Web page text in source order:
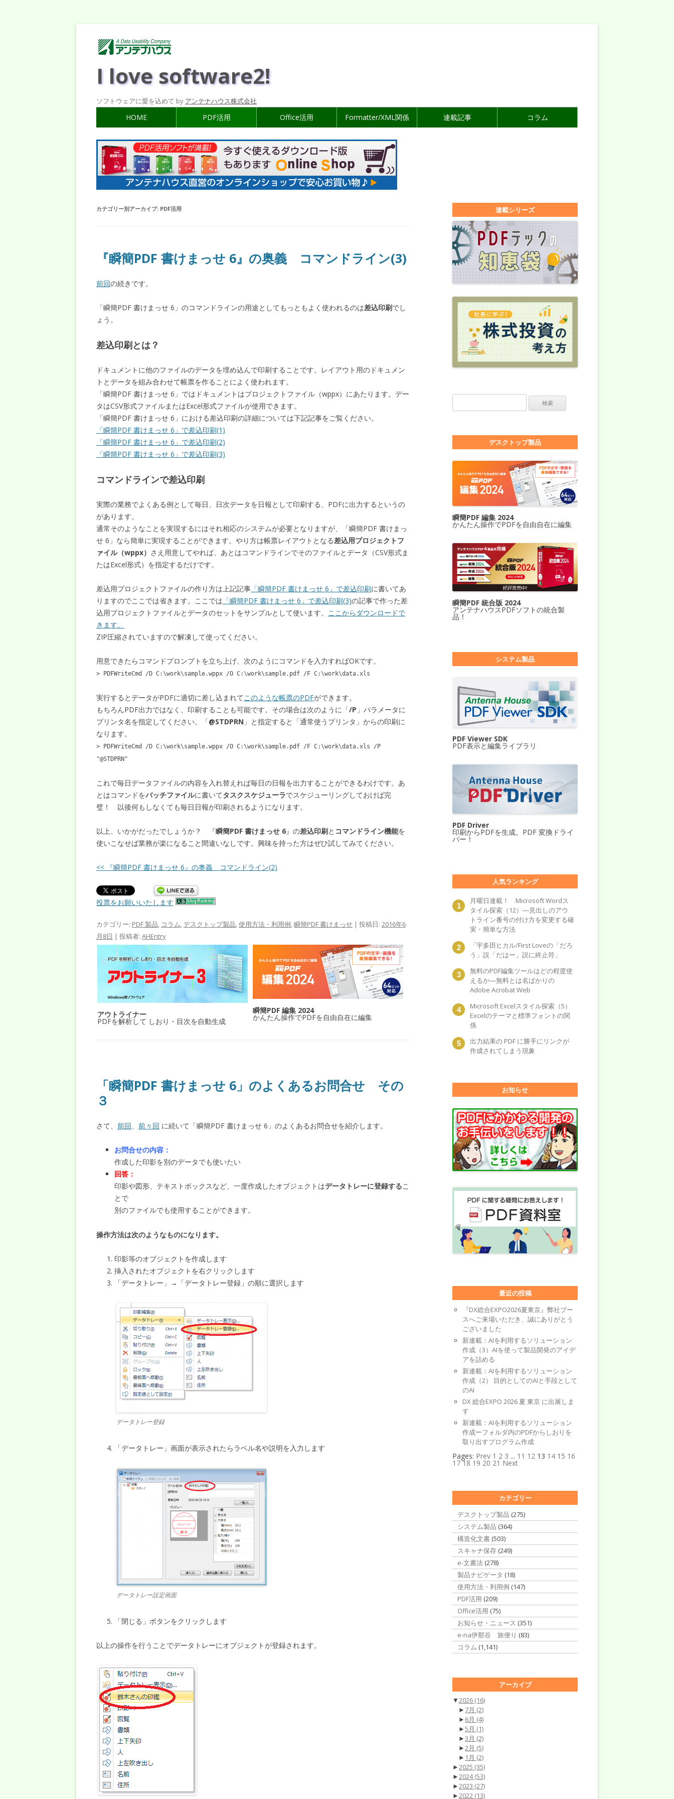
I love software2!
ソフトウェアに愛を込めて by アンテナハウス株式会社
HOME PDF活用 Office活用 Formatter/XML関係 連載記事 コラム
カテゴリー別アーカイブ: PDF活用
『瞬簡PDF 書けまっせ 6』の奥義 コマンドライン(3)
前回の続きです。
「瞬簡PDF 書けまっせ 6」のコマンドラインの用途としてもっともよく使われるのは差込印刷でし
ょう。
差込印刷とは？
ドキュメントに他のファイルのデータを埋め込んで印刷することです。レイアウト用のドキュメン
トとデータを組み合わせて帳票を作ることによく使われます。
「瞬簡PDF 書けまっせ 6」ではドキュメントはプロジェクトファイル（wppx）にあたります。デー
タはCSV形式ファイルまたはExcel形式ファイルが使用できます。
「瞬簡PDF 書けまっせ 6」における差込印刷の詳細については下記記事をご覧ください。
「瞬簡PDF 書けまっせ 6」で差込印刷(1)
「瞬簡PDF 書けまっせ 6」で差込印刷(2)
「瞬簡PDF 書けまっせ 6」で差込印刷(3)
コマンドラインで差込印刷
実際の業務でよくある例として毎日、日次データを日報として印刷する、PDFに出力するというの
があります。
通常そのようなことを実現するにはそれ相応のシステムが必要となりますが、「瞬簡PDF 書けまっ
せ 6」なら簡単に実現することができます。やり方は帳票レイアウトとなる差込用プロジェクトフ
ァイル（wppx） さえ用意してやれば、あとはコマンドラインでそのファイルとデータ（CSV形式ま
たはExcel形式）を指定するだけです。
差込用プロジェクトファイルの作り方は上記記事 「瞬簡PDF 書けまっせ 6」で差込印刷に書いてあ
りますのでここでは省きます。ここでは 「瞬簡PDF 書けまっせ 6」で差込印刷(3)の記事で作った差
込用プロジェクトファイルとデータのセットをサンプルとして使います。 ここからダウンロードで
きます。
ZIP圧縮されていますので解凍して使ってください。
用意できたらコマンドプロンプトを立ち上げ、次のようにコマンドを入力すればOKです。
> PDFWriteCmd /D C:\work\sample.wppx /O C:\work\sample.pdf /F C:\work\data.xls
実行するとデータがPDFに適切に差し込まれてこのような帳票のPDFができます。
もちろんPDF出力ではなく、印刷することも可能です。その場合は次のように「/P 」パラメータに
プリンタ名を指定してください。「@STDPRN 」と指定すると「通常使うプリンタ」からの印刷に
なります。
> PDFWriteCmd /D C:\work\sample.wppx /O C:\work\sample.pdf /F C:\work\data.xls /P
"@STDPRN"
これで毎日データファイルの内容を入れ替えれば毎日の日報を出力することができるわけです。あ
とはコマンドをバッチファイルに書いてタスクスケジューラでスケジューリングしておけば完
璧！ 以後何もしなくても毎日日報が印刷されるようになります。
以上、いかがだったでしょうか？ 『瞬簡PDF 書けまっせ 6』の差込印刷と コマンドライン機能を
使いこなせば業務が楽になること間違いなしです。興味を持った方はぜひ試してみてください。
<< 『瞬簡PDF 書けまっせ 6』の奥義 コマンドライン(2)
投票をお願いいたします
カテゴリー: PDF 製品, コラム, デスクトップ製品,使用方法・利用例,瞬簡PDF 書けまっせ | 投稿日: 2016年6
月8日 | 投稿者: AHEntry
アウトライナー
PDFを解析して しおり・目次を自動生成
瞬簡PDF 編集 2024
かんたん操作でPDFを自由自在に編集
「瞬簡PDF 書けまっせ 6」のよくあるお問合せ その
３
さて、 前回、 前々回 に続いて「瞬簡PDF 書けまっせ 6」のよくあるお問合せを紹介します。
お問合せの内容：
作成した印影を別のデータでも使いたい
回答：
印影や図形、テキストボックスなど、一度作成したオブジェクトはデータトレーに登録するこ
とで
別のファイルでも使用することができます。
操作方法は次のようなものになります。
印影等のオブジェクトを作成します
挿入されたオブジェクトを右クリックします
「データトレー」→「データトレー登録」の順に選択します
データトレー登録
「データトレー」画面が表示されたらラベル名や説明を入力します
データトレー設定画面
「閉じる」ボタンをクリックします
以上の操作を行うことでデータトレーにオブジェクトが登録されます。
連載シリーズ
デスクトップ製品
瞬簡PDF 編集 2024
かんたん操作でPDFを自由自在に編集
瞬簡PDF 統合版 2024
アンテナハウスPDFソフトの統合製
品！
システム製品
PDF Viewer SDK
PDF表示と編集ライブラリ
PDF Driver
印刷からPDFを生成。PDF 変換ドライ
バー！
人気ランキング
月曜日連載！ Microsoft Wordス
タイル探索（12）―見出しのアウ
トライン番号の付け方を変更する確
実・簡単な方法
「宇多田ヒカル/First Loveの「だろ
う」説「だはー」説に終止符」
無料のPDF編集ツールはどの程度使
えるか―無料とは名ばかりの
Adobe Acrobat Web
Microsoft Excelスタイル探索（5）
Excelのテーマと標準フォントの関
係
出力結果の PDF に勝手にリンクが
作成されてしまう現象
お知らせ
最近の投稿
『DX総合EXPO2026夏東京』弊社ブー
スへご来場いただき、誠にありがとう
ございました
新連載：AIを利用するソリューション
作成（3）AIを使って製品開発のアイデ
アを詰める
新連載：AIを利用するソリューション
作成（2） 目的としてのAIと手段として
のAI
DX 総合EXPO 2026 夏 東京 に出展しま
す
新連載：AIを利用するソリューション
作成ーフォルダ内のPDFからしおりを
取り出すプログラム作成
Pages: Prev 1 2 3 ... 11 12 13 14 15 16
17 18 19 20 21 Next
カテゴリー
デスクトップ製品 (275)
システム製品 (364)
構造化文書 (503)
スキャナ保存 (249)
e-文書法 (278)
製品ナビゲータ (18)
使用方法・利用例 (147)
PDF活用 (209)
Office活用 (75)
お知らせ・ニュース (351)
e-na伊那谷 旅便り (83)
コラム (1,141)
アーカイブ
▼2026 (16)
► 7月 (2)
► 6月 (4)
►5月 (1)
►3月 (2)
►2月 (5)
► 1月 (2)
►2025 (35)
►2024(53)
►2023 (27)
►2022 (13)